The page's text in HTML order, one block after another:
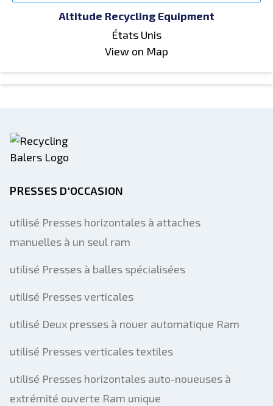
Altitude Recycling Equipment
États Unis
View on Map
PRESSES D'OCCASION
utilisé Presses horizontales à attaches
manuelles à un seul ram
utilisé Presses à balles spécialisées
utilisé Presses verticales
utilisé Deux presses à nouer automatique Ram
utilisé Presses verticales textiles
utilisé Presses horizontales auto-noueuses à
extrémité ouverte Ram unique